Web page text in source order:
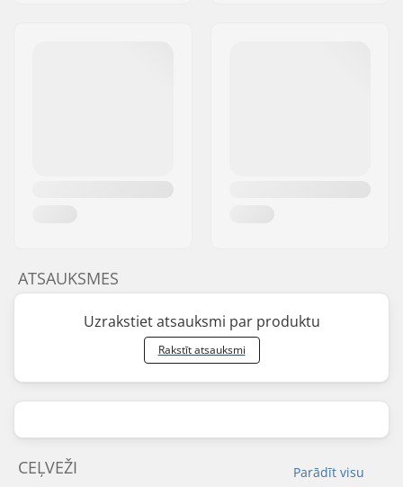
ATSAUKSMES
Uzrakstiet atsauksmi par produktu
Rakstīt atsauksmi
Parādīt visu
CEĻVEŽI